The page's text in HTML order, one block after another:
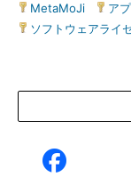
MetaMoJi ア
ソフトウェアライ